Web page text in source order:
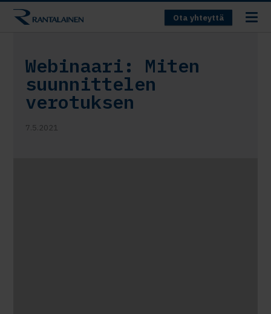
Ota yhteyttä
Webinaari: Miten
suunnittelen
verotuksen
7.5.2021